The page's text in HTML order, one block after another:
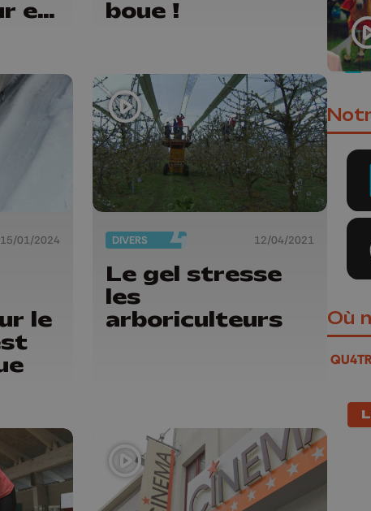
et
boue !
15/01/2024
le
DIVERS 12/04/2021
Le gel stresse
les
arboriculteurs
Où